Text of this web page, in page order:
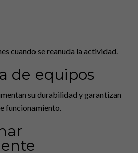
cuando se reanuda la actividad.
de equipos
su durabilidad y garantizan
funcionamiento.